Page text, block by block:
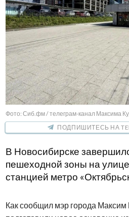
Фото: Сиб.фм / телеграм-канал Максима
ПОДПИШИТЕСЬ НА
В Новосибирске
пешеходной зоны на
станцией метро
Как сообщил мэр города Максим